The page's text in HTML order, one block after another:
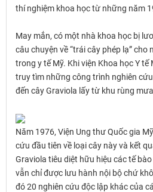
thí nghiệm khoa học từ những năm
May mắn, có một nhà khoa học bị
câu chuyện về “trái cây phép lạ”
trong y tế Mỹ. Khi viện Khoa học Y
truy tìm những công trình nghiên
đến cây Graviola lấy từ khu rùng
Năm 1976, Viện Ung thư Quốc gia
cứu đầu tiên về loại cây này và kết
Graviola tiêu diệt hữu hiệu các tế
vẫn chỉ được lưu hành nội bộ chứ
đó 20 nghiên cứu độc lập khác của